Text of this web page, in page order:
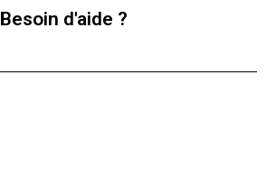
Besoin d'aide ?